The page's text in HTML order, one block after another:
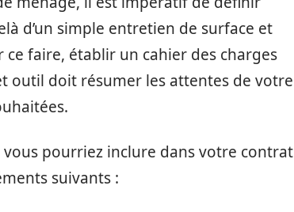
d’un simple entretien de surface et
faire, établir un cahier des charges
outil doit résumer les attentes de votre
pourriez inclure dans votre contrat
suivants :